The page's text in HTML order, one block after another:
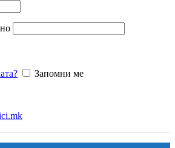
Запомни ме